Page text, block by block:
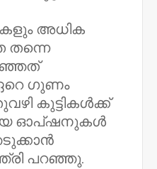
അധിക
തന്നെ
ഗുണം
കുട്ടികൾക്ക്
ഓപ്ഷനുകൾ
പറഞ്ഞു.